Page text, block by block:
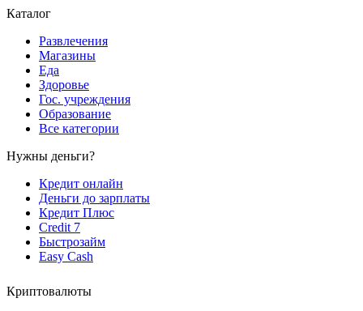
Каталог
Развлечения
Магазины
Еда
Здоровье
Гос. учреждения
Образование
Все категории
Нужны деньги?
Кредит онлайн
Деньги до зарплаты
Кредит Плюс
Credit 7
Быстрозайм
Easy Cash
Криптовалюты